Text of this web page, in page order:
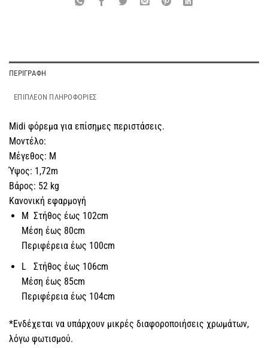
ΠΕΡΙΓΡΑΦΉ
ΕΠΙΠΛΈΟΝ ΠΛΗΡΟΦΟΡΊΕΣ
Midi φόρεμα για επίσημες περιστάσεις.
Μοντέλο:
Μέγεθος: M
Ύψος: 1,72m
Βάρος: 52 kg
Κανονική εφαρμογή
M Στήθος έως 102cm
Μέση έως 80cm
Περιφέρεια έως 100cm
L Στήθος έως 106cm
Μέση έως 85cm
Περιφέρεια έως 104cm
*Ενδέχεται να υπάρχουν μικρές διαφοροποιήσεις χρωμάτων,
λόγω φωτισμού.